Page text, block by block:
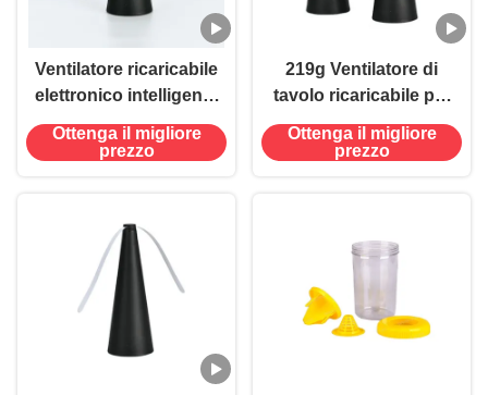
Ventilatore ricaricabile
elettronico intelligente
per lo stato solido e
repellente da mosca
Ottenga il migliore
prezzo
219g Ventilatore di
tavolo ricaricabile per
indoor Mosquito
Repellent Fly Catcher
Ottenga il migliore
prezzo